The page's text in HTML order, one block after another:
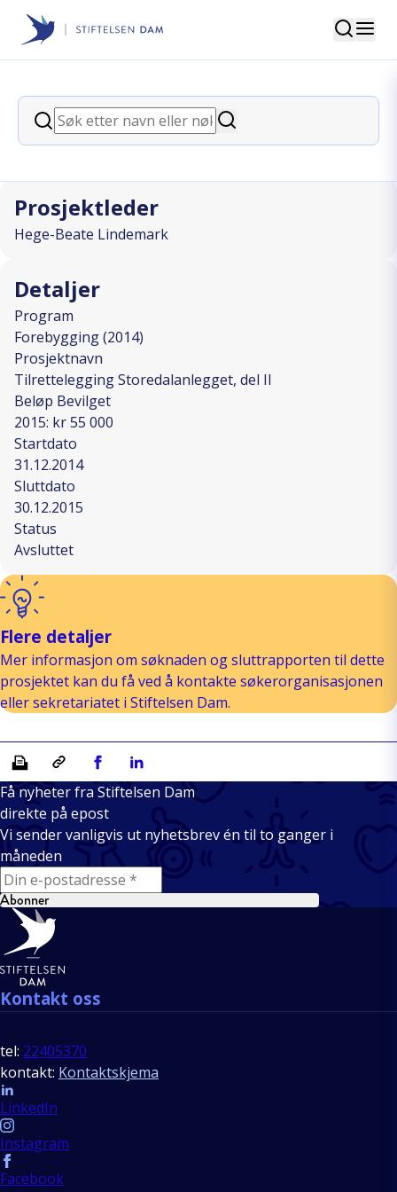
Stiftelsen Dam
Søk
Søk
Søk
back
Tilrettelegging Storedalanlegget, del
Prosjektleder
Hege-Beate Lindemark
Detaljer
Program
Forebygging (2014)
Prosjektnavn
Tilrettelegging Storedalanlegget, del II
Beløp Bevilget
2015: kr 55 000
Startdato
31.12.2014
Sluttdato
30.12.2015
Status
Avsluttet
Flere detaljer
Mer informasjon om søknaden og sluttrapporten til dette
prosjektet kan du få ved å kontakte søkerorganisasjonen
eller sekretariatet i Stiftelsen Dam.
Skriv ut Kopiera länkDel på Facebook
Del på Linkedin
Få nyheter fra Stiftelsen Dam
direkte på epost
Vi sender vanligvis ut nyhetsbrev én til to ganger i
måneden
E-mail
Abonner
Bunntekst
Kontakt oss
tel: 22405370
kontakt: Kontaktskjema
Follow us
LinkedIn
Instagram
Facebook